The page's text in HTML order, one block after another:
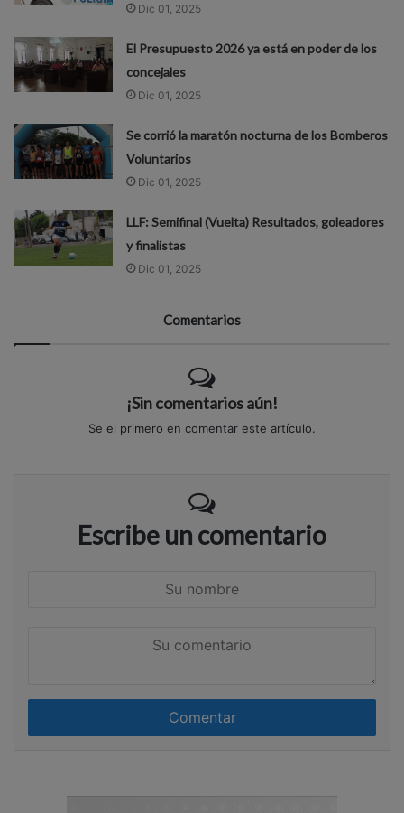
Dic 01, 2025
El Presupuesto 2026 ya está en poder de los
concejales
Dic 01, 2025
Se corrió la maratón nocturna de los Bomberos
Voluntarios
Dic 01, 2025
LLF: Semifinal (Vuelta) Resultados, goleadores
y finalistas
Dic 01, 2025
Comentarios
¡Sin comentarios aún!
Se el primero en comentar este artículo.
Escribe un comentario